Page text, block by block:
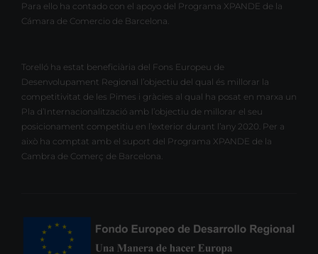
Para ello ha contado con el apoyo del Programa XPANDE de la
Cámara de Comercio de Barcelona.
Torelló ha estat beneficiària del Fons Europeu de
Desenvolupament Regional l’objectiu del qual és millorar la
competitivitat de les Pimes i gràcies al qual ha posat en marxa un
Pla d’Internacionalització amb l’objectiu de millorar el seu
posicionament competitiu en l’exterior durant l’any 2020. Per a
això ha comptat amb el suport del Programa XPANDE de la
Cambra de Comerç de Barcelona.